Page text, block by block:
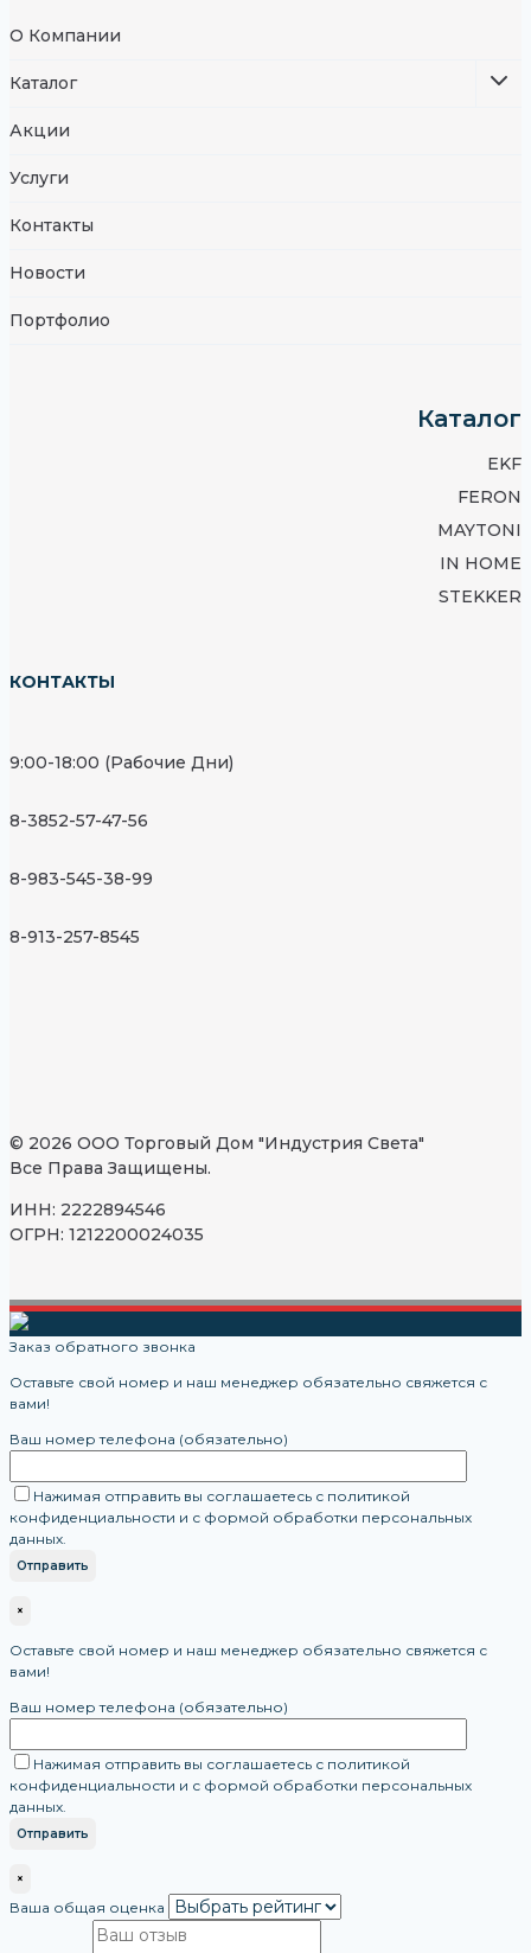
О Компании
Каталог
Акции
Услуги
Контакты
Новости
Портфолио
Каталог
EKF
FERON
MAYTONI
IN HOME
STEKKER
КОНТАКТЫ
9:00-18:00 (Рабочие Дни)
8-3852-57-47-56
8-983-545-38-99
8-913-257-8545
© 2026 ООО Торговый Дом "Индустрия Света"
Все Права Защищены.
ИНН: 2222894546
ОГРН: 1212200024035
Заказ обратного звонка
Оставьте свой номер и наш менеджер обязательно свяжется с
вами!
Ваш номер телефона (обязательно)
Нажимая отправить вы соглашаетесь с политикой
конфиденциальности и с формой обработки персональных
данных.
×
Оставьте свой номер и наш менеджер обязательно свяжется с
вами!
Ваш номер телефона (обязательно)
Нажимая отправить вы соглашаетесь с политикой
конфиденциальности и с формой обработки персональных
данных.
×
Ваша общая оценка